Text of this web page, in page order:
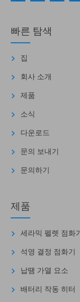
빠른 탐색
집
회사 소개
제품
소식
다운로드
문의 보내기
문의하기
제품
세라믹 펠렛 점화기
석영 결정 점화기
납땜 가열 요소
배터리 작동 히터